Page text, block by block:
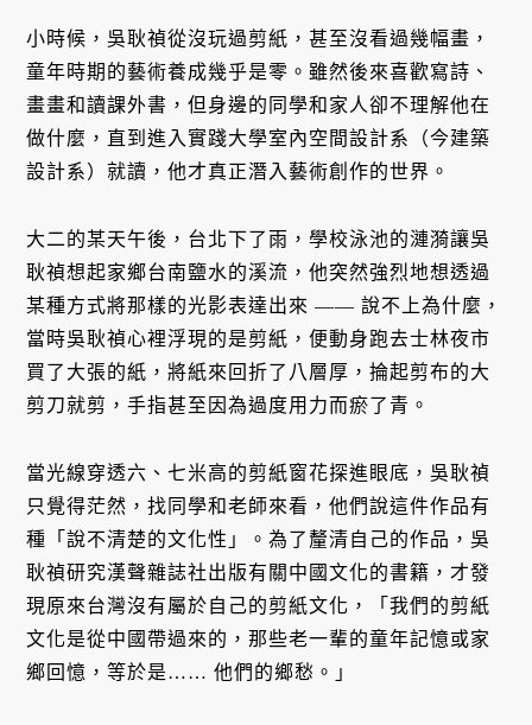
小時候，吳耿禎從沒玩過剪紙，甚至沒看過幾幅畫，
童年時期的藝術養成幾乎是零。雖然後來喜歡寫詩、
畫畫和讀課外書，但身邊的同學和家人卻不理解他在
做什麼，直到進入實踐大學室內空間設計系（今建築
設計系）就讀，他才真正潛入藝術創作的世界。
大二的某天午後，台北下了雨，學校泳池的漣漪讓吳
耿禎想起家鄉台南鹽水的溪流，他突然強烈地想透過
某種方式將那樣的光影表達出來 —— 說不上為什麼，
當時吳耿禎心裡浮現的是剪紙，便動身跑去士林夜市
買了大張的紙，將紙來回折了八層厚，掄起剪布的大
剪刀就剪，手指甚至因為過度用力而瘀了青。
當光線穿透六、七米高的剪紙窗花探進眼底，吳耿禎
只覺得茫然，找同學和老師來看，他們說這件作品有
種「說不清楚的文化性」。為了釐清自己的作品，吳
耿禎研究漢聲雜誌社出版有關中國文化的書籍，才發
現原來台灣沒有屬於自己的剪紙文化，「我們的剪紙
文化是從中國帶過來的，那些老一輩的童年記憶或家
鄉回憶，等於是…… 他們的鄉愁。」